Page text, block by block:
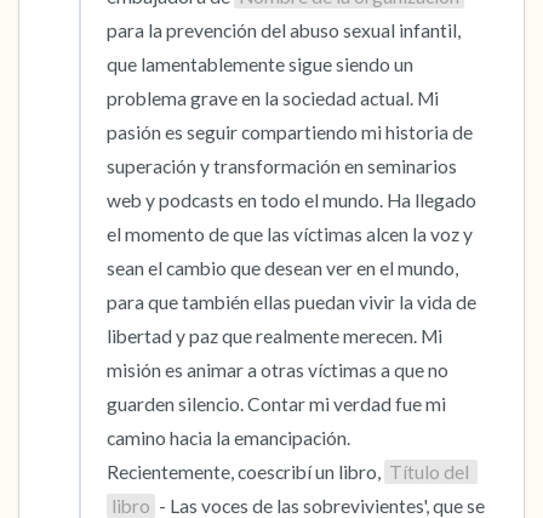
para la prevención del abuso sexual infantil,
que lamentablemente sigue siendo un
problema grave en la sociedad actual. Mi
pasión es seguir compartiendo mi historia de
superación y transformación en seminarios
web y podcasts en todo el mundo. Ha llegado
el momento de que las víctimas alcen la voz y
sean el cambio que desean ver en el mundo,
para que también ellas puedan vivir la vida de
libertad y paz que realmente merecen. Mi
misión es animar a otras víctimas a que no
guarden silencio. Contar mi verdad fue mi
camino hacia la emancipación.
Recientemente, coescribí un libro, Título del
libro - Las voces de las sobrevivientes', que se